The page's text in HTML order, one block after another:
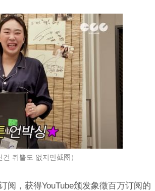
건 쥐뿔도 없지만截图）
阅，获得YouTube颁发象徵百万订阅的